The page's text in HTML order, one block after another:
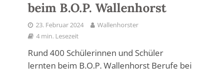
beim B.O.P. Wallenhorst
23. Februar 2024
Wallenhorster
4 min. Lesezeit
Rund 400 Schülerinnen und Schüler
lernten beim B.O.P. Wallenhorst Berufe bei